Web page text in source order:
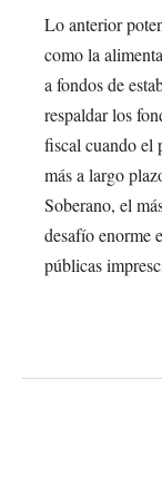
Lo anterior
como la
a fondos de
respaldar los
fiscal cuando el
más a largo
Soberano, el
desafío enorme
públicas